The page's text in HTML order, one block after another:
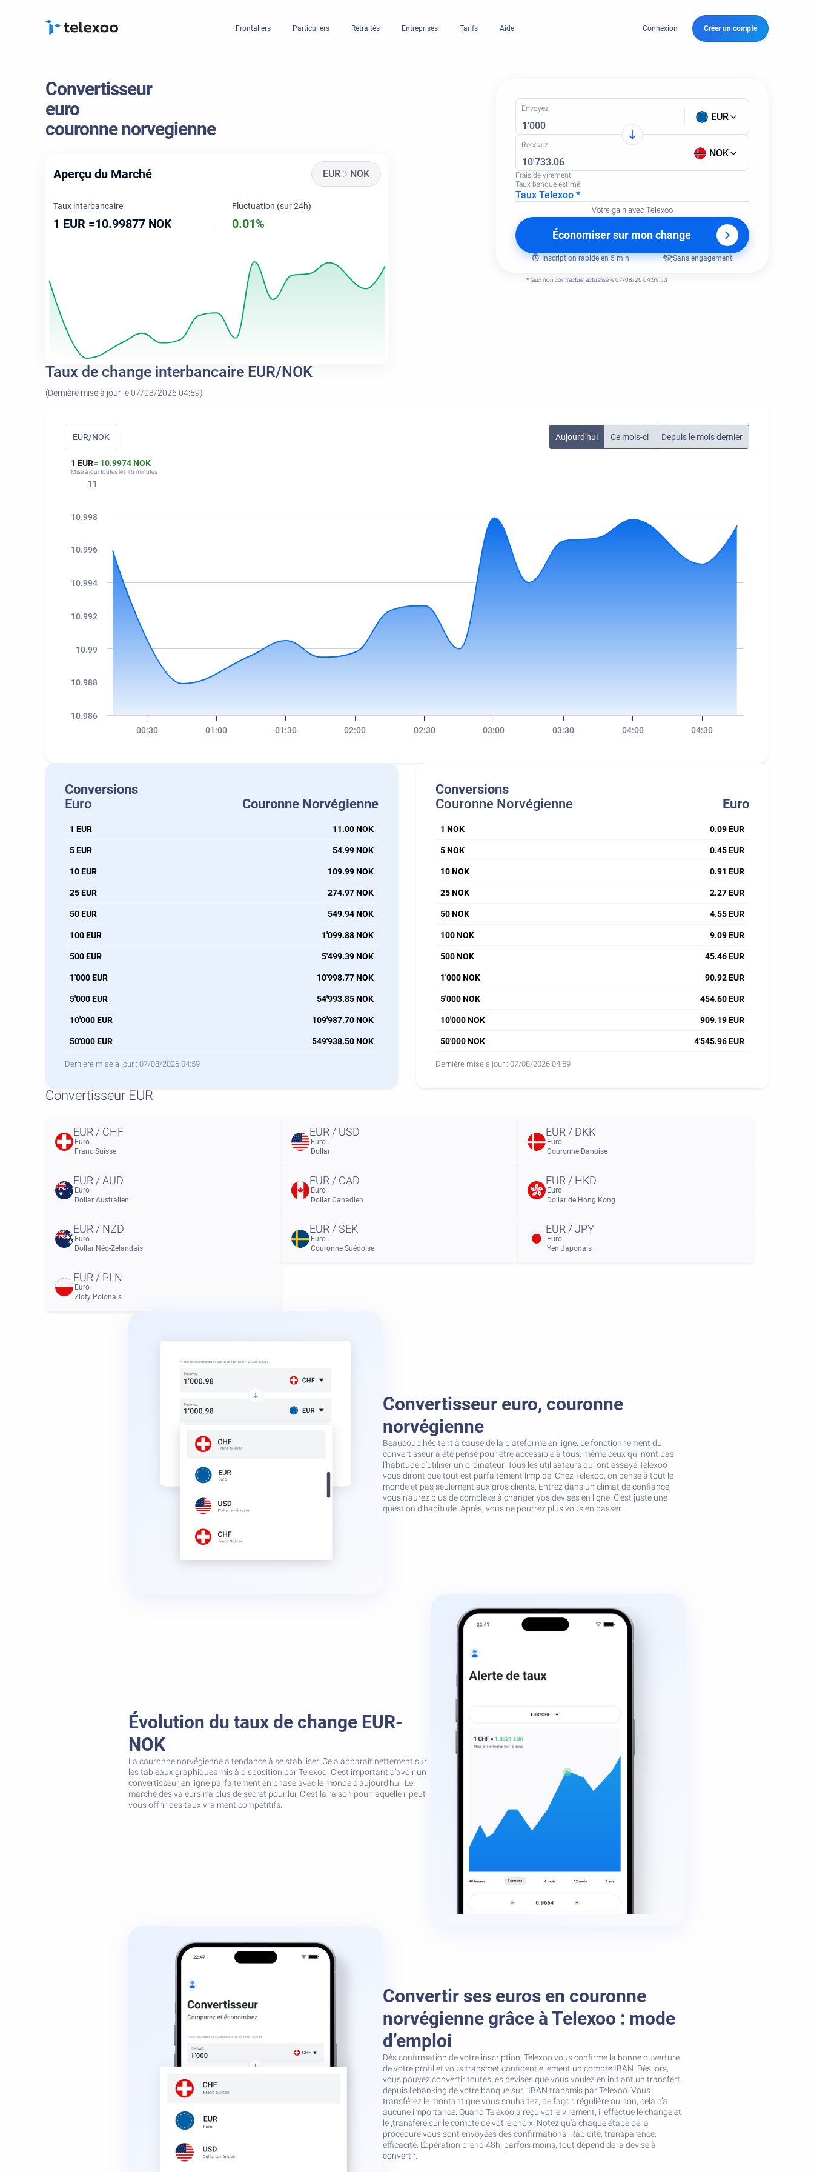
Frontaliers Particuliers Retraités Entreprises Tarifs Aide Connexion Créer un compte
Convertisseur
euro
couronne norvegienne
Aperçu du Marché EUR NOK
Taux interbancaire
1 EUR =10.99877 NOK
Fluctuation (sur 24h)
0.01%
Envoyez
EUR
Recevez
NOK
Frais de virement
Taux banque estimé
Taux Telexoo *
Votre gain avec Telexoo
Économiser sur mon change
Inscription rapide en 5 min Sans engagement
* taux non contractuel actualisé le 07/08/26 04:59:53
Taux de change interbancaire EUR/NOK
(Dernière mise à jour le 07/08/2026 04:59)
EUR/NOK Aujourd'hui Ce mois-ci Depuis le mois dernier
00:30 01:00 01:30 02:00 02:30 03:00 03:30 04:00 04:30
10.986
10.988
10.99
10.992
10.994
10.996
10.998
11
1 EUR= 10.9974 NOK
Mise à jour toutes les 15 minutes
Conversions
Euro
Couronne Norvégienne
1 EUR 11.00 NOK
5 EUR 54.99 NOK
10 EUR 109.99 NOK
25 EUR 274.97 NOK
50 EUR 549.94 NOK
100 EUR 1'099.88 NOK
500 EUR 5'499.39 NOK
1'000 EUR 10'998.77 NOK
5'000 EUR 54'993.85 NOK
10'000 EUR 109'987.70 NOK
50'000 EUR 549'938.50 NOK
Dernière mise à jour : 07/08/2026 04:59
Conversions
Couronne Norvégienne
Euro
1 NOK 0.09 EUR
5 NOK 0.45 EUR
10 NOK 0.91 EUR
25 NOK 2.27 EUR
50 NOK 4.55 EUR
100 NOK 9.09 EUR
500 NOK 45.46 EUR
1'000 NOK 90.92 EUR
5'000 NOK 454.60 EUR
10'000 NOK 909.19 EUR
50'000 NOK 4'545.96 EUR
Dernière mise à jour : 07/08/2026 04:59
Convertisseur EUR
EUR / CHF
Euro
Franc Suisse
EUR / USD
Euro
Dollar
EUR / DKK
Euro
Couronne Danoise
EUR / AUD
Euro
Dollar Australien
EUR / CAD
Euro
Dollar Canadien
EUR / HKD
Euro
Dollar de Hong Kong
EUR / NZD
Euro
Dollar Néo-Zélandais
EUR / SEK
Euro
Couronne Suédoise
EUR / JPY
Euro
Yen Japonais
EUR / PLN
Euro
Zloty Polonais
Convertisseur euro, couronne
norvégienne
Beaucoup hésitent à cause de la plateforme en ligne. Le fonctionnement du
convertisseur a été pensé pour être accessible à tous, même ceux qui n’ont pas
l’habitude d’utiliser un ordinateur. Tous les utilisateurs qui ont essayé Telexoo
vous diront que tout est parfaitement limpide. Chez Telexoo, on pense à tout le
monde et pas seulement aux gros clients. Entrez dans un climat de confiance,
vous n’aurez plus de complexe à changer vos devises en ligne. C’est juste une
question d’habitude. Après, vous ne pourrez plus vous en passer.
Évolution du taux de change EUR-
NOK
La couronne norvégienne a tendance à se stabiliser. Cela apparait nettement sur
les tableaux graphiques mis à disposition par Telexoo. C’est important d’avoir un
convertisseur en ligne parfaitement en phase avec le monde d’aujourd’hui. Le
marché des valeurs n’a plus de secret pour lui. C’est la raison pour laquelle il peut
vous offrir des taux vraiment compétitifs.
Convertir ses euros en couronne
norvégienne grâce à Telexoo : mode
d’emploi
Dès confirmation de votre inscription, Telexoo vous confirme la bonne ouverture
de votre profil et vous transmet confidentiellement un compte IBAN. Dès lors,
vous pouvez convertir toutes les devises que vous voulez en initiant un transfert
depuis l’ebanking de votre banque sur l’IBAN transmis par Telexoo. Vous
transférez le montant que vous souhaitez, de façon régulière ou non, cela n’a
aucune importance. Quand Telexoo a reçu votre virement, il effectue le change et
le ,transfère sur le compte de votre choix. Notez qu’à chaque étape de la
procédure vous sont envoyées des confirmations. Rapidité, transparence,
efficacité. L’opération prend 48h, parfois moins, tout dépend de la devise à
convertir.